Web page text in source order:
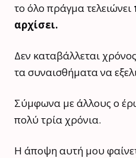
το όλο πράγμα τελειώνει
αρχίσει.
Δεν καταβάλλεται
τα συναισθήματα να
Σύμφωνα με άλλους ο
πολύ τρία χρόνια.
Η άποψη αυτή μου